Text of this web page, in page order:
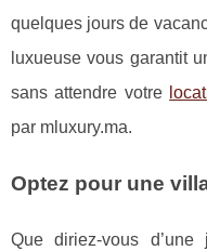
quelques jours de
luxueuse vous garantit
sans attendre votre
par mluxury.ma.
Optez pour une
Que diriez-vous